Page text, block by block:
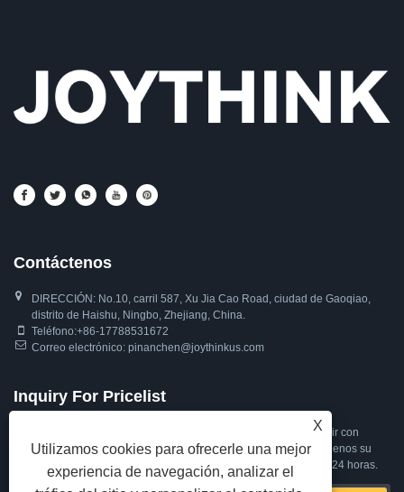
Contáctenos
DIRECCIÓN: No.10, carril 587, Xu Jia Cao Road, ciudad de Gaoqiao,
distrito de Haishu, Ningbo, Zhejiang, China.
Teléfono:+86-17788531672
Correo electrónico: pinanchen@joythinkus.com
Inquiry For Pricelist
Si tiene consultas sobre audífonos para dormir, antifaz para dormir con
bluetooth, antifaz para dormir con bluetooth o lista de precios, déjenos su
correo electrónico y nos comunicaremos con usted dentro de las 24 horas.
X
Utilizamos cookies para ofrecerle una mejor
experiencia de navegación, analizar el